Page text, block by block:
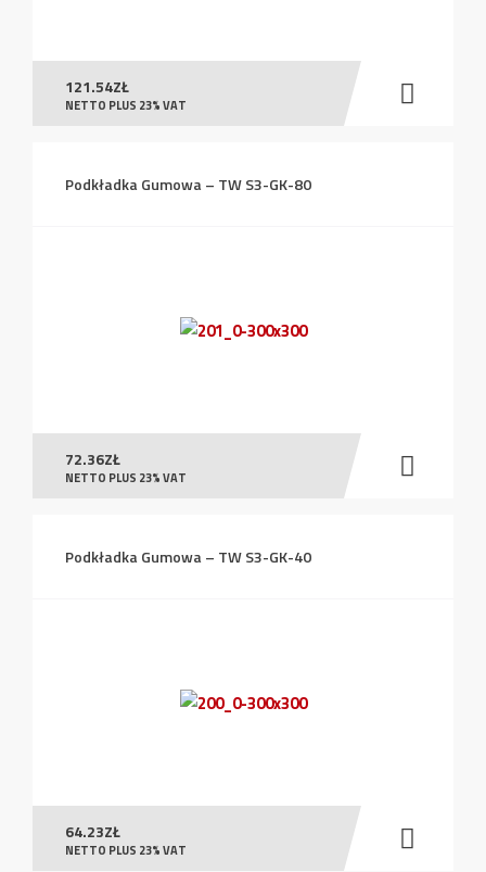
121.54ZŁ
NETTO PLUS 23% VAT
Podkładka Gumowa – TW S3-GK-80
72.36ZŁ
NETTO PLUS 23% VAT
Podkładka Gumowa – TW S3-GK-40
64.23ZŁ
NETTO PLUS 23% VAT